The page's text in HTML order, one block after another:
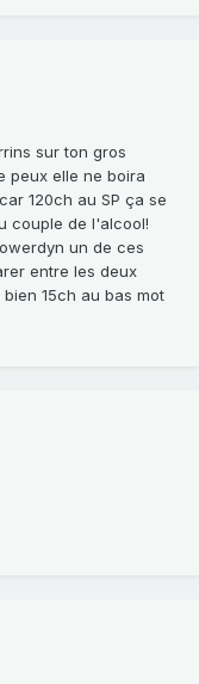
sur ton gros
peux elle ne boira
120ch au SP ça se
couple de l'alcool!
un de ces
entre les deux
15ch au bas mot